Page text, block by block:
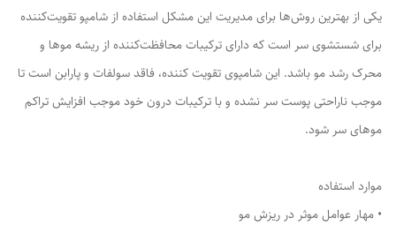
یکی از بهترین روش‌ها برای مدیریت این مشکل استفاده از شامپو تقویت‌کننده
برای شستشوی سر است که دارای ترکیبات محافظت‌کننده از ریشه موها و
محرک رشد مو باشد. این شامپوی تقویت کننده، فاقد سولفات و پارابن است تا
موجب ناراحتی پوست سر نشده و با ترکیبات درون خود موجب افزایش تراکم
موهای سر شود.
موارد استفاده
• مهار عوامل موثر در ریزش مو